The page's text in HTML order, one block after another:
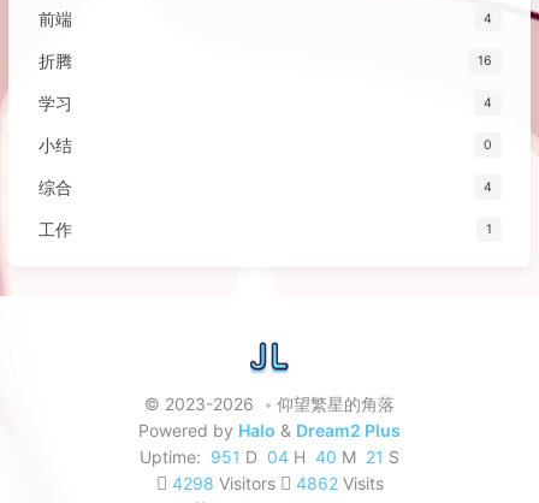
前端 4
折腾 16
学习 4
小结 0
综合 4
工作 1
© 2023-2026
仰望繁星的角落
Powered by Halo & Dream2 Plus
Uptime: 951 D 04 H 40 M 22 S
4298 Visitors 4862 Visits